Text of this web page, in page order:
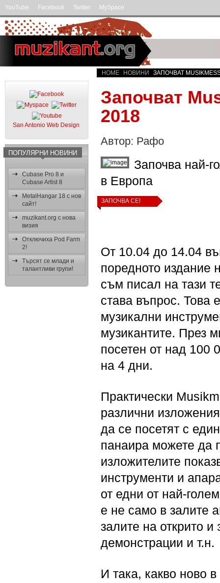
YouTube Facebook Twitter MySpace
San Antonio Web Design
ПОПУЛЯРНИ НОВИНИ
Cubase Pro 8 и
Cubase Artist 8
MetalHangar 18 с нов
сайт!
muzikant.org с нова
визия
Отключиха Pod Farm
2!
Търсят се млади и
талантливи групи!
HOME НОВИНИ ЗАПОЧВАТ
Започват
2018
Автор: Рафо
ЗАПОЧВА СЕ!
Започва най-
в Европа
От 10.04 до 14.04
поредното издание
съм писал на тази
става въпрос. Това
музикални
музикантите. През
посетен от над 100
на 4 дни.
Практически
различни
да се посетят с
панаира можете да
изложителите
инструменти и
от едни от най-
е не само в залите
залите на открито
демонстрации и т.н.
И така, какво ново